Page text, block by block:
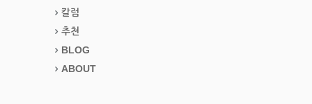
칼럼
추천
BLOG
ABOUT